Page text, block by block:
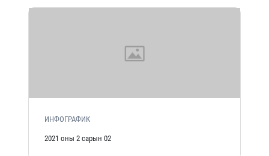
ИНФОГРАФИК
2021 оны 2 сарын 02